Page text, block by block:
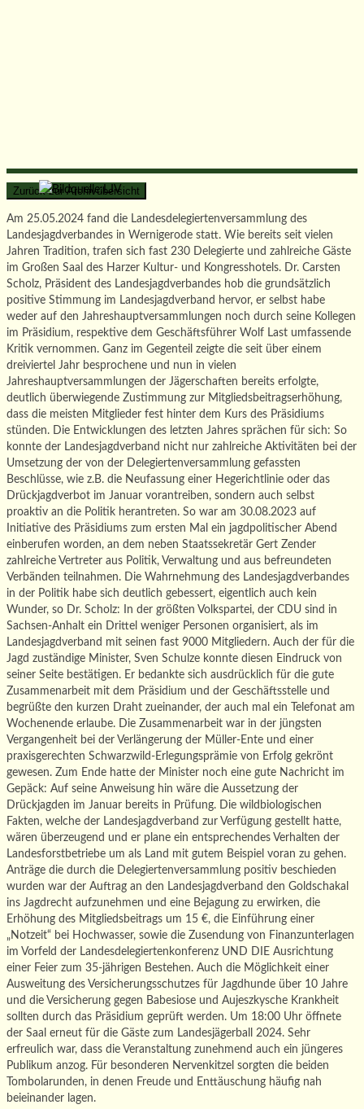
Am 25.05.2024 fand die Landesdelegiertenversammlung des
Landesjagdverbandes in Wernigerode statt. Wie bereits seit vielen
Jahren Tradition, trafen sich fast 230 Delegierte und zahlreiche Gäste
im Großen Saal des Harzer Kultur- und Kongresshotels. Dr. Carsten
Scholz, Präsident des Landesjagdverbandes hob die grundsätzlich
positive Stimmung im Landesjagdverband hervor, er selbst habe
weder auf den Jahreshauptversammlungen noch durch seine Kollegen
im Präsidium, respektive dem Geschäftsführer Wolf Last umfassende
Kritik vernommen. Ganz im Gegenteil zeigte die seit über einem
dreiviertel Jahr besprochene und nun in vielen
Jahreshauptversammlungen der Jägerschaften bereits erfolgte,
deutlich überwiegende Zustimmung zur Mitgliedsbeitragserhöhung,
dass die meisten Mitglieder fest hinter dem Kurs des Präsidiums
stünden. Die Entwicklungen des letzten Jahres sprächen für sich: So
konnte der Landesjagdverband nicht nur zahlreiche Aktivitäten bei der
Umsetzung der von der Delegiertenversammlung gefassten
Beschlüsse, wie z.B. die Neufassung einer Hegerichtlinie oder das
Drückjagdverbot im Januar vorantreiben, sondern auch selbst
proaktiv an die Politik herantreten. So war am 30.08.2023 auf
Initiative des Präsidiums zum ersten Mal ein jagdpolitischer Abend
einberufen worden, an dem neben Staatssekretär Gert Zender
zahlreiche Vertreter aus Politik, Verwaltung und aus befreundeten
Verbänden teilnahmen. Die Wahrnehmung des Landesjagdverbandes
in der Politik habe sich deutlich gebessert, eigentlich auch kein
Wunder, so Dr. Scholz: In der größten Volkspartei, der CDU sind in
Sachsen-Anhalt ein Drittel weniger Personen organisiert, als im
Landesjagdverband mit seinen fast 9000 Mitgliedern. Auch der für die
Jagd zuständige Minister, Sven Schulze konnte diesen Eindruck von
seiner Seite bestätigen. Er bedankte sich ausdrücklich für die gute
Zusammenarbeit mit dem Präsidium und der Geschäftsstelle und
begrüßte den kurzen Draht zueinander, der auch mal ein Telefonat am
Wochenende erlaube. Die Zusammenarbeit war in der jüngsten
Vergangenheit bei der Verlängerung der Müller-Ente und einer
praxisgerechten Schwarzwild-Erlegungsprämie von Erfolg gekrönt
gewesen. Zum Ende hatte der Minister noch eine gute Nachricht im
Gepäck: Auf seine Anweisung hin wäre die Aussetzung der
Drückjagden im Januar bereits in Prüfung. Die wildbiologischen
Fakten, welche der Landesjagdverband zur Verfügung gestellt hatte,
wären überzeugend und er plane ein entsprechendes Verhalten der
Landesforstbetriebe um als Land mit gutem Beispiel voran zu gehen.
Anträge die durch die Delegiertenversammlung positiv beschieden
wurden war der Auftrag an den Landesjagdverband den Goldschakal
ins Jagdrecht aufzunehmen und eine Bejagung zu erwirken, die
Erhöhung des Mitgliedsbeitrags um 15 €, die Einführung einer
„Notzeit“ bei Hochwasser, sowie die Zusendung von Finanzunterlagen
im Vorfeld der Landesdelegiertenkonferenz UND DIE Ausrichtung
einer Feier zum 35-jährigen Bestehen. Auch die Möglichkeit einer
Ausweitung des Versicherungsschutzes für Jagdhunde über 10 Jahre
und die Versicherung gegen Babesiose und Aujeszkysche Krankheit
sollten durch das Präsidium geprüft werden. Um 18:00 Uhr öffnete
der Saal erneut für die Gäste zum Landesjägerball 2024. Sehr
erfreulich war, dass die Veranstaltung zunehmend auch ein jüngeres
Publikum anzog. Für besonderen Nervenkitzel sorgten die beiden
Tombolarunden, in denen Freude und Enttäuschung häufig nah
beieinander lagen.